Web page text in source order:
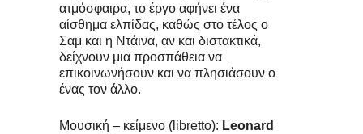
ατμόσφαιρα, το έργο αφήνει ένα
αίσθημα ελπίδας, καθώς στο τέλος ο
Σαμ και η Ντάινα, αν και διστακτικά,
δείχνουν μια προσπάθεια να
επικοινωνήσουν και να πλησιάσουν ο
ένας τον άλλο.
Μουσική – κείμενο (libretto): Leonard